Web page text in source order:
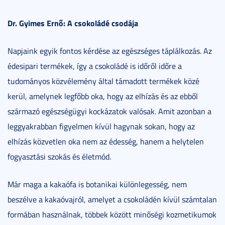
Dr. Gyimes Ernő: A csokoládé csodája
Napjaink egyik fontos kérdése az egészséges táplálkozás. Az
édesipari termékek, így a csokoládé is időről időre a
tudományos közvélemény által támadott termékek közé
kerül, amelynek legfőbb oka, hogy az elhízás és az ebből
származó egészségügyi kockázatok valósak. Amit azonban a
leggyakrabban figyelmen kívül hagynak sokan, hogy az
elhízás közvetlen oka nem az édesség, hanem a helytelen
fogyasztási szokás és életmód.
Már maga a kakaófa is botanikai különlegesség, nem
beszélve a kakaóvajról, amelyet a csokoládén kívül számtalan
formában használnak, többek között minőségi kozmetikumok